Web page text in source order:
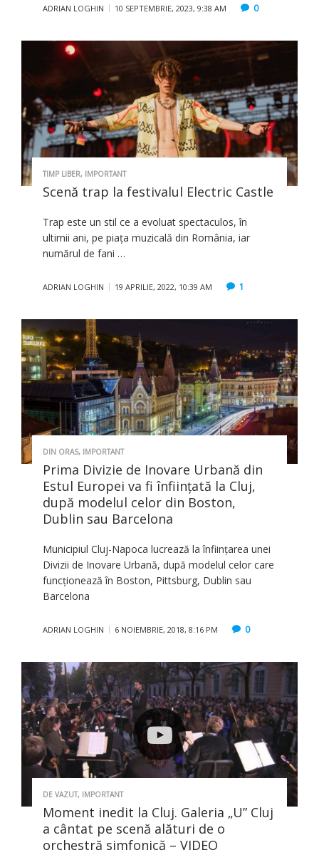
ADRIAN LOGHIN 10 SEPTEMBRIE, 2023, 9:38 AM 0
TIMP LIBER, IMPORTANT
Scenă trap la festivalul Electric Castle
Trap este un stil ce a evoluat spectaculos, în
ultimii ani, pe piața muzicală din România, iar
numărul de fani …
ADRIAN LOGHIN 19 APRILIE, 2022, 10:39 AM 1
DIN ORAS, IMPORTANT
Prima Divizie de Inovare Urbană din
Estul Europei va fi înfiinţată la Cluj,
după modelul celor din Boston,
Dublin sau Barcelona
Municipiul Cluj-Napoca lucrează la înființarea unei
Divizii de Inovare Urbană, după modelul celor care
funcționează în Boston, Pittsburg, Dublin sau
Barcelona
ADRIAN LOGHIN 6 NOIEMBRIE, 2018, 8:16 PM 0
DE VAZUT, IMPORTANT
Moment inedit la Cluj. Galeria „U” Cluj
a cântat pe scenă alături de o
orchestră simfonică – VIDEO